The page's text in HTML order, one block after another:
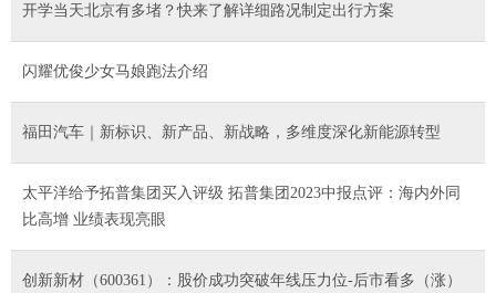
开学当天北京有多堵？快来了解详细路况制定出行方案
闪耀优俊少女马娘跑法介绍
福田汽车｜新标识、新产品、新战略，多维度深化新能源转型
太平洋给予拓普集团买入评级 拓普集团2023中报点评：海内外同
比高增 业绩表现亮眼
创新新材（600361）：股价成功突破年线压力位-后市看多（涨）